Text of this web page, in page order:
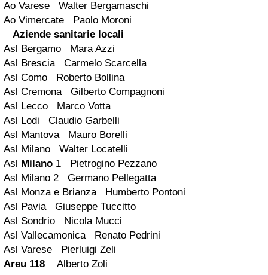
Ao Varese Walter Bergamaschi
Ao Vimercate Paolo Moroni
Aziende sanitarie locali
Asl Bergamo Mara Azzi
Asl Brescia Carmelo Scarcella
Asl Como Roberto Bollina
Asl Cremona Gilberto Compagnoni
Asl Lecco Marco Votta
Asl Lodi Claudio Garbelli
Asl Mantova Mauro Borelli
Asl Milano Walter Locatelli
Asl Milano 1 Pietrogino Pezzano
Asl Milano 2 Germano Pellegatta
Asl Monza e Brianza Humberto Pontoni
Asl Pavia Giuseppe Tuccitto
Asl Sondrio Nicola Mucci
Asl Vallecamonica Renato Pedrini
Asl Varese Pierluigi Zeli
Areu 118
Alberto Zoli